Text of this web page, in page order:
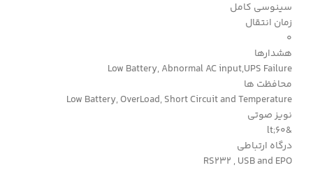
سینوسی کامل
زمان انتقال
0
هشدارها
Low Battery, Abnormal AC input,UPS Failure
محافظت ها
Low Battery, OverLoad, Short Circuit and Temperature
نویز صوتی
&lt;60
درگاه ارتباطی
RS232 , USB and EPO